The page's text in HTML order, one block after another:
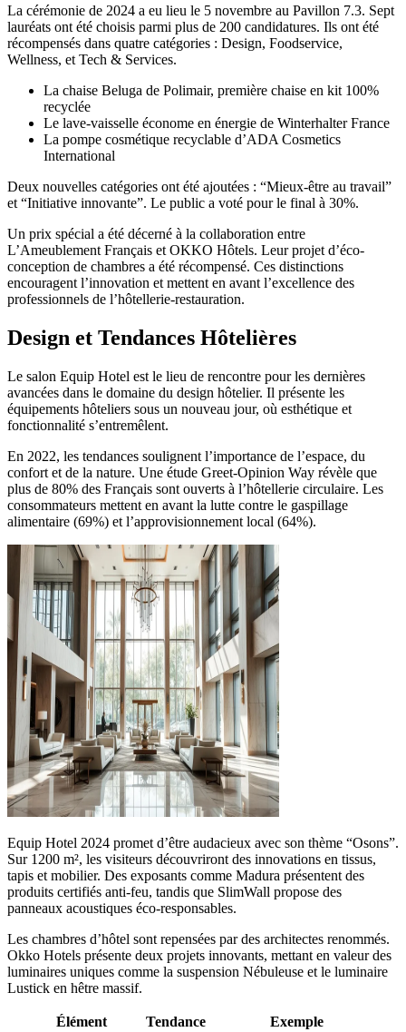
La cérémonie de 2024 a eu lieu le 5 novembre au Pavillon 7.3. Sept
lauréats ont été choisis parmi plus de 200 candidatures. Ils ont été
récompensés dans quatre catégories : Design, Foodservice,
Wellness, et Tech & Services.
La chaise Beluga de Polimair, première chaise en kit 100%
recyclée
Le lave-vaisselle économe en énergie de Winterhalter France
La pompe cosmétique recyclable d’ADA Cosmetics
International
Deux nouvelles catégories ont été ajoutées : “Mieux-être au travail”
et “Initiative innovante”. Le public a voté pour le final à 30%.
Un prix spécial a été décerné à la collaboration entre
L’Ameublement Français et OKKO Hôtels. Leur projet d’éco-
conception de chambres a été récompensé. Ces distinctions
encouragent l’innovation et mettent en avant l’excellence des
professionnels de l’hôtellerie-restauration.
Design et Tendances Hôtelières
Le salon Equip Hotel est le lieu de rencontre pour les dernières
avancées dans le domaine du design hôtelier. Il présente les
équipements hôteliers sous un nouveau jour, où esthétique et
fonctionnalité s’entremêlent.
En 2022, les tendances soulignent l’importance de l’espace, du
confort et de la nature. Une étude Greet-Opinion Way révèle que
plus de 80% des Français sont ouverts à l’hôtellerie circulaire. Les
consommateurs mettent en avant la lutte contre le gaspillage
alimentaire (69%) et l’approvisionnement local (64%).
Equip Hotel 2024 promet d’être audacieux avec son thème “Osons”.
Sur 1200 m², les visiteurs découvriront des innovations en tissus,
tapis et mobilier. Des exposants comme Madura présentent des
produits certifiés anti-feu, tandis que SlimWall propose des
panneaux acoustiques éco-responsables.
Les chambres d’hôtel sont repensées par des architectes renommés.
Okko Hotels présente deux projets innovants, mettant en valeur des
luminaires uniques comme la suspension Nébuleuse et le luminaire
Lustick en hêtre massif.
Élément Tendance Exemple